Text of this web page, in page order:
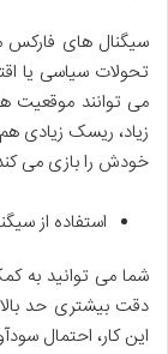
سیگنال های فارکس
تحولات سیاسی یا
می توانند موقعیت
زیاد، ریسک زیادی
خودش را بازی می
استفاده از
شما می توانید به
دقت بیشتری حد
این کار، احتمال